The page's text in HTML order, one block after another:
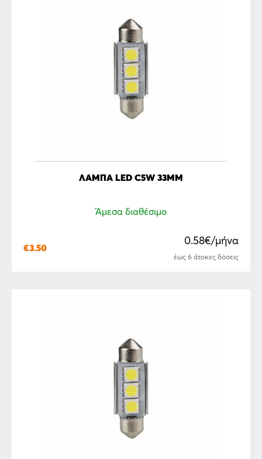
ΛΆΜΠΑ LED C5W 33MM
Άμεσα διαθέσιμο
€3.50
0.58€/μήνα
έως 6 άτοκες δόσεις